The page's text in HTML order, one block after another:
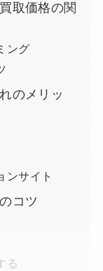
取価格の関
ング
のメリッ
ンサイト
コツ
る